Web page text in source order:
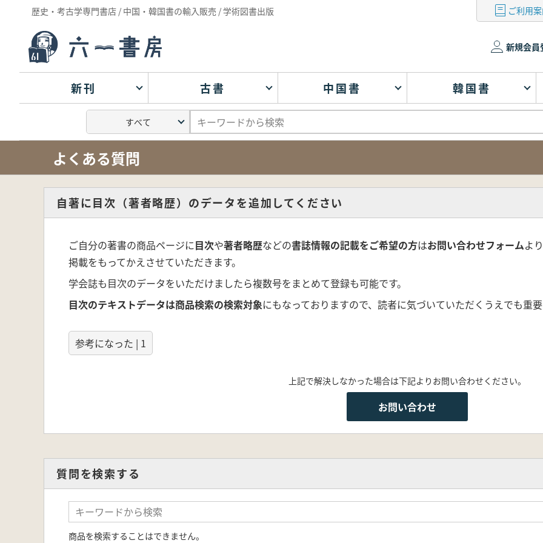
歴史・考古学専門書店 / 中国・韓国書の輸入販売 / 学術図書出版 ご利用
新規会員
新刊 古書 中国書 韓国書
よくある質問
自著に目次（著者略歴）のデータを追加してください
ご自分の著書の商品ページに目次や著者略歴などの書誌情報の記載をご希望の方はお問い合わせフォームよ
掲載をもってかえさせていただきます。
学会誌も目次のデータをいただけましたら複数号をまとめて登録も可能です。
目次のテキストデータは商品検索の検索対象にもなっておりますので、読者に気づいていただくうえでも重
参考になった | 1
上記で解決しなかった場合は下記よりお問い合わせください。
お問い合わせ
質問を検索する
商品を検索することはできません。